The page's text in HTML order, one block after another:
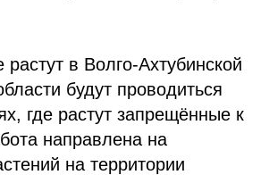
в Волго-Ахтубинской
будут проводиться
где растут запрещённые к
направлена на
на территории